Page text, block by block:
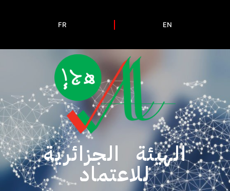
FR EN
الهيئة الجزائرية
للاعتماد